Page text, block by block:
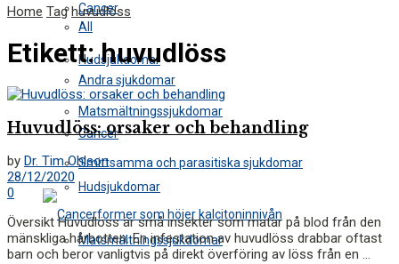
Cancer
Hudsjukdomar
Matsmältningssjukdomar
Smittsamma och parasitiska sjukdomar
All
Andra sjukdomar
Cancer
Hudsjukdomar
Matsmältningssjukdomar
Home Tag huvudlöss
Etikett:huvudlöss
Huvudlöss: orsaker och behandling
by Dr. Tim Ohlson
28/12/2020
0
Översikt Huvudlöss är små insekter som matar på blod från den
mänskliga hårbotten. En infestation av huvudlöss drabbar oftast
barn och beror vanligtvis på direkt överföring av löss från en ...